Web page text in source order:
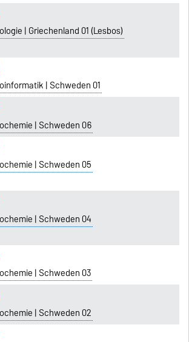
| Griechenland 01 (Lesbos)
| Schweden 01
| Schweden 06
| Schweden 05
| Schweden 04
| Schweden 03
| Schweden 02